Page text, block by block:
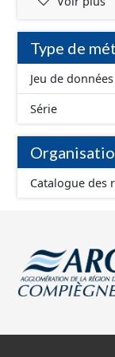
Type de
Jeu de données
Série
Catalogue des